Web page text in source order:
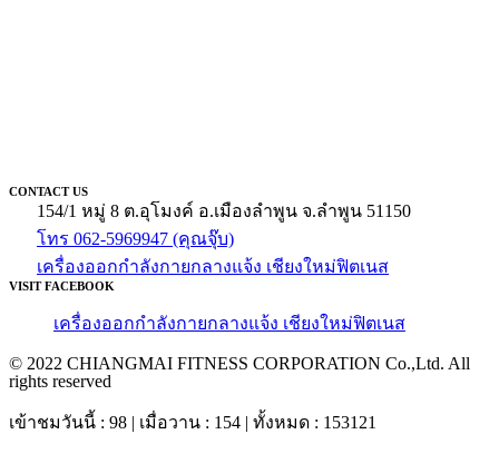
CONTACT US
154/1 หมู่ 8 ต.อุโมงค์ อ.เมืองลำพูน จ.ลำพูน 51150
โทร 062-5969947 (คุณจุ๊บ)
เครื่องออกกำลังกายกลางแจ้ง เชียงใหม่ฟิตเนส
VISIT FACEBOOK
เครื่องออกกำลังกายกลางแจ้ง เชียงใหม่ฟิตเนส
© 2022 CHIANGMAI FITNESS CORPORATION Co.,Ltd. All
rights reserved
เข้าชมวันนี้ : 98 | เมื่อวาน : 154 | ทั้งหมด : 153121